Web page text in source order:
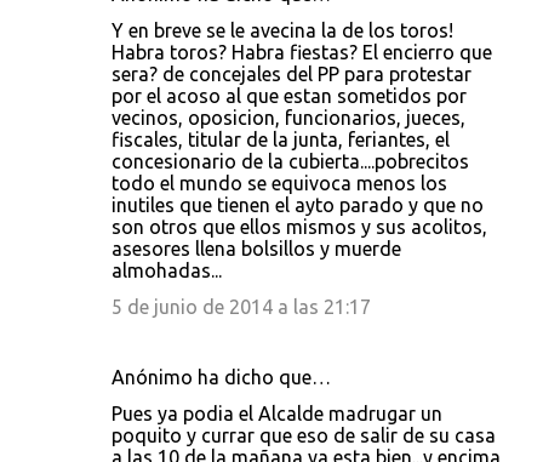
Y en breve se le avecina la de los toros!
Habra toros? Habra fiestas? El encierro que
sera? de concejales del PP para protestar
por el acoso al que estan sometidos por
vecinos, oposicion, funcionarios, jueces,
fiscales, titular de la junta, feriantes, el
concesionario de la cubierta....pobrecitos
todo el mundo se equivoca menos los
inutiles que tienen el ayto parado y que no
son otros que ellos mismos y sus acolitos,
asesores llena bolsillos y muerde
almohadas...
5 de junio de 2014 a las 21:17
Anónimo ha dicho que…
Pues ya podia el Alcalde madrugar un
poquito y currar que eso de salir de su casa
a las 10 de la mañana ya esta bien...y encima